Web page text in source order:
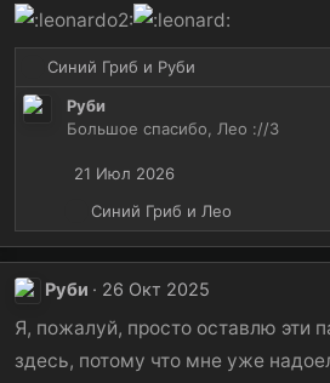
Р
Синий Гриб и Руби
Руби
Большое спасибо, Лео ://3
21 Июл 2026
Р
е
и
:
Синий Гриб и Лео
Руби 26 Окт 2025
Я, пожалуй, просто оставлю эти
здесь, потому что мне уже